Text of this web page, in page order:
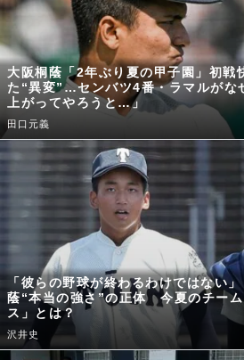
大阪桐蔭「2年ぶり夏の甲子園」初戦
た“異変”…センバツ4番・ラマルがな
上がってやろうと…」
田口元義
「彼らの野球が終わるわけではない
蔭“本当の強さ”の正体 今夏のチー
ス」とは？
沢井史